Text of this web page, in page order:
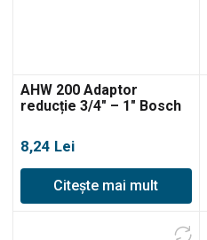
AHW 200 Adaptor
reducție 3/4″ – 1″ Bosch
8,24 Lei
Citește mai mult